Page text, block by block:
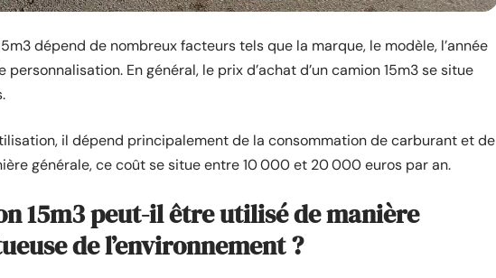
dépend de nombreux facteurs tels que la marque, le modèle, l’année
En général, le prix d’achat d’un camion 15m3 se situe
il dépend principalement de la consommation de carburant et de
générale, ce coût se situe entre 10 000 et 20 000 euros par an.
15m3 peut-il être utilisé de manière
de l’environnement ?